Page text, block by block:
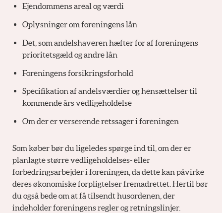
Ejendommens areal og værdi
Oplysninger om foreningens lån
Det, som andelshaveren hæfter for af foreningens
prioritetsgæld og andre lån
Foreningens forsikringsforhold
Specifikation af andelsværdier og hensættelser til
kommende års vedligeholdelse
Om der er verserende retssager i foreningen
Som køber bør du ligeledes spørge ind til, om der er
planlagte større vedligeholdelses- eller
forbedringsarbejder i foreningen, da dette kan påvirke
deres økonomiske forpligtelser fremadrettet. Hertil bør
du også bede om at få tilsendt husordenen, der
indeholder foreningens regler og retningslinjer.